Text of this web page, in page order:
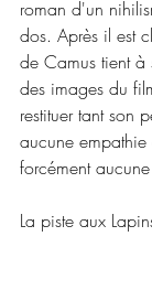
roman d'un
dos. Après il est
de Camus tient à
des images du
restituer tant son
aucune
forcément
La piste aux